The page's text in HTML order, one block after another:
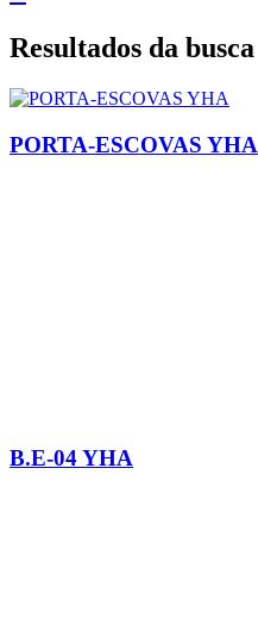
Resultados da busca
PORTA-ESCOVAS YHA
B.E-04 YHA